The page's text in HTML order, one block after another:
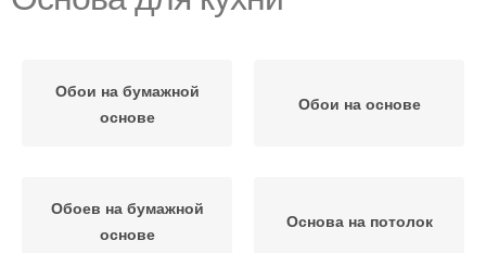
Обои на бумажной
основе
Обои на основе
Обоев на бумажной
основе
Основа на потолок